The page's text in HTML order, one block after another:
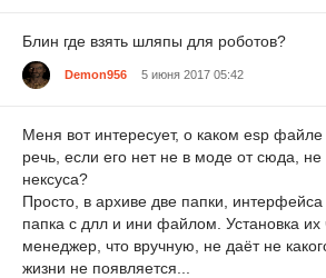
Блин где взять шляпы для роботов?
Demon956 5 июня 2017 05:42
Меня вот интересует, о каком esp
речь, если его нет не в моде от сюда,
нексуса?
Просто, в архиве две папки,
папка с длл и ини файлом. Установка их
менеджер, что вручную, не даёт не
жизни не появляется...